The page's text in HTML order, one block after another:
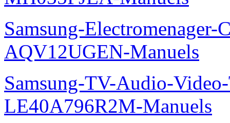
Samsung-Electromenager-
AQV12UGEN-Manuels
Samsung-TV-Audio-
LE40A796R2M-Manuels